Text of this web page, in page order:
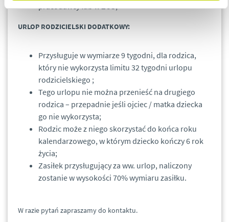
pracodawcy lub w ZUS;
URLOP RODZICIELSKI DODATKOWY:
Przysługuje w wymiarze 9 tygodni, dla rodzica,
który nie wykorzysta limitu 32 tygodni urlopu
rodzicielskiego ;
Tego urlopu nie można przenieść na drugiego
rodzica – przepadnie jeśli ojciec / matka dziecka
go nie wykorzysta;
Rodzic może z niego skorzystać do końca roku
kalendarzowego, w którym dziecko kończy 6 rok
życia;
Zasiłek przysługujący za ww. urlop, naliczony
zostanie w wysokości 70% wymiaru zasiłku.
W razie pytań zapraszamy do kontaktu.